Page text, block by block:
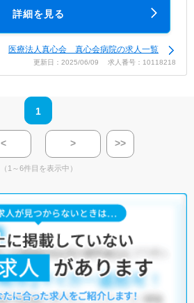
詳細を見る
医療法人真心会 真心会病院の求人一覧
更新日：2025/06/09 求人番号：10118218
1
< > >>
（1～6件目を表示中）